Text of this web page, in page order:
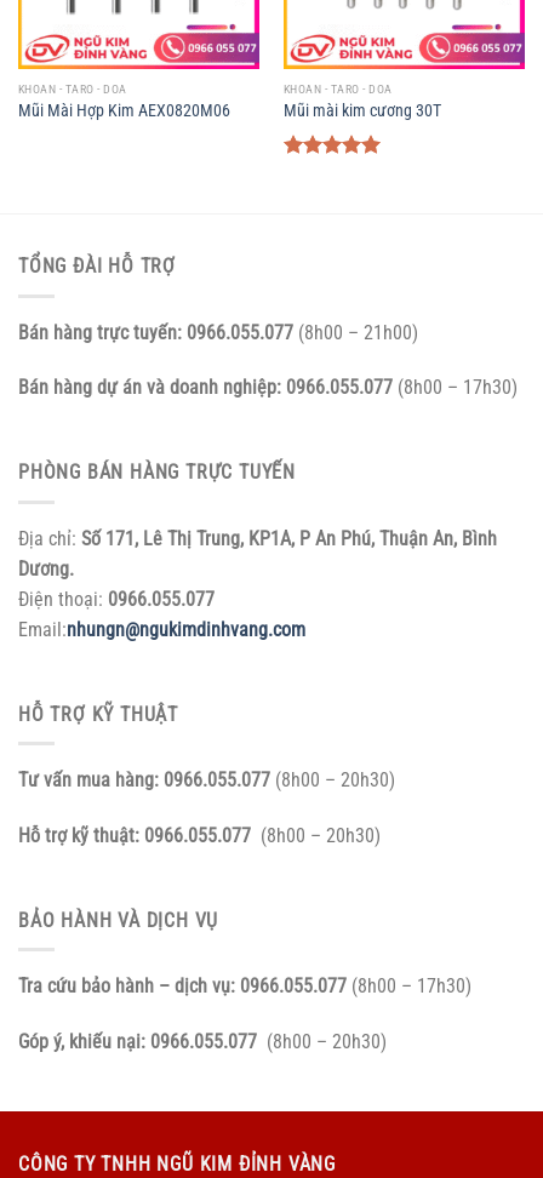
KHOAN - TARO - DOA
Mũi Mài Hợp Kim AEX0820M06
KHOAN - TARO - DOA
Mũi mài kim cương 30T
TỔNG ĐÀI HỖ TRỢ
Bán hàng trực tuyến: 0966.055.077 (8h00 – 21h00)
Bán hàng dự án và doanh nghiệp: 0966.055.077 (8h00 – 17h30)
PHÒNG BÁN HÀNG TRỰC TUYẾN
Địa chỉ: Số 171, Lê Thị Trung, KP1A, P An Phú, Thuận An, Bình
Dương.
Điện thoại: 0966.055.077
Email:nhungn@ngukimdinhvang.com
HỖ TRỢ KỸ THUẬT
Tư vấn mua hàng: 0966.055.077 (8h00 – 20h30)
Hỗ trợ kỹ thuật: 0966.055.077 (8h00 – 20h30)
BẢO HÀNH VÀ DỊCH VỤ
Tra cứu bảo hành – dịch vụ: 0966.055.077 (8h00 – 17h30)
Góp ý, khiếu nại: 0966.055.077 (8h00 – 20h30)
CÔNG TY TNHH NGŨ KIM ĐỈNH VÀNG